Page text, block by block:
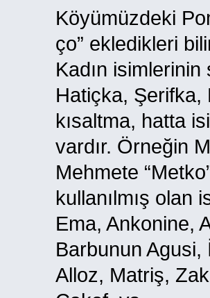
Köyümüzdeki
ço” ekledikleri
Kadın
Hatiçka, Şerifka,
kısaltma, hatta
vardır. Örneğin
Mehmete
kullanılmış olan
Ema, Ankonine,
Barbunun
Alloz, Matriş,